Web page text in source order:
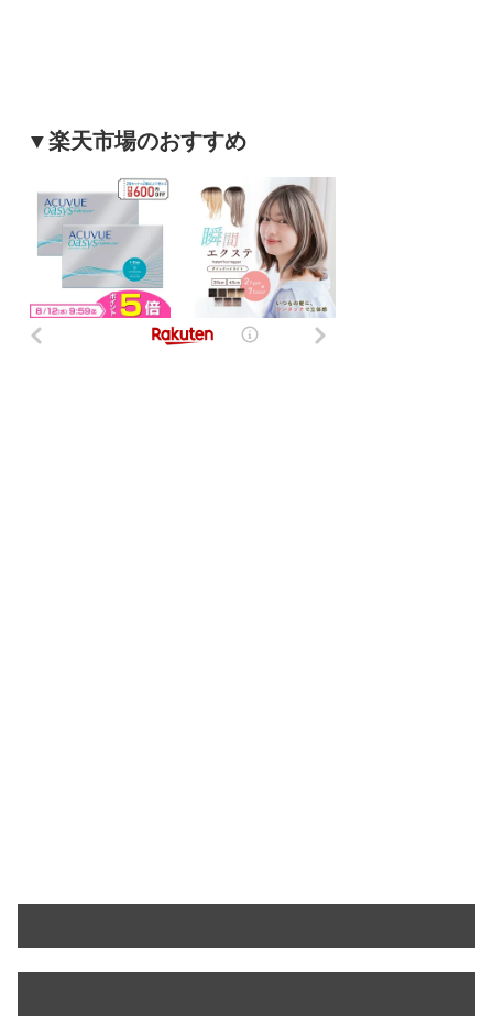
▼楽天市場のおすすめ